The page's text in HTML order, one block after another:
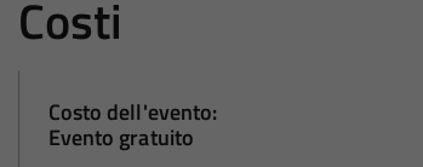
Costi
Costo dell'evento:
Evento gratuito